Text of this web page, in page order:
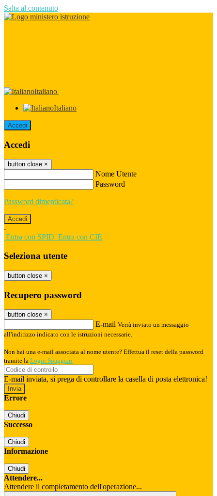
Salta al contenuto
Italiano
Italiano
Accedi
Accedi
button close ×
Nome Utente
Password
Password dimenticata?
-
Entra con SPID Entra con CIE
Seleziona utente
button close ×
Recupero password
button close ×
E-mail Verrà inviato un messaggio
all'indirizzo indicato con le istruzioni necessarie.
Non hai una e-mail associata al nome utente? Effettua il reset della password
tramite la Login Spaggiari
E-mail inviata, si prega di controllare la casella di posta elettronica!
Errore
Chiudi
Successo
Chiudi
Informazione
Chiudi
Attendere...
Attendere il completamento dell'operazione...